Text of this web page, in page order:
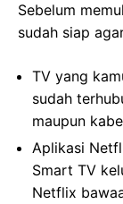
Sebelum
sudah siap
TV yang
sudah
maupun
Aplikasi
Smart TV
Netflix